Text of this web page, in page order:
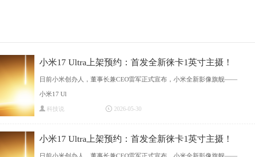
小米17 Ultra上架预约：首发全新徕卡1英寸主摄！
日前小米创办人，董事长兼CEO雷军正式宣布，小米全新影像旗舰——
小米17 Ul
科技说 2026-05-30
小米17 Ultra上架预约：首发全新徕卡1英寸主摄！